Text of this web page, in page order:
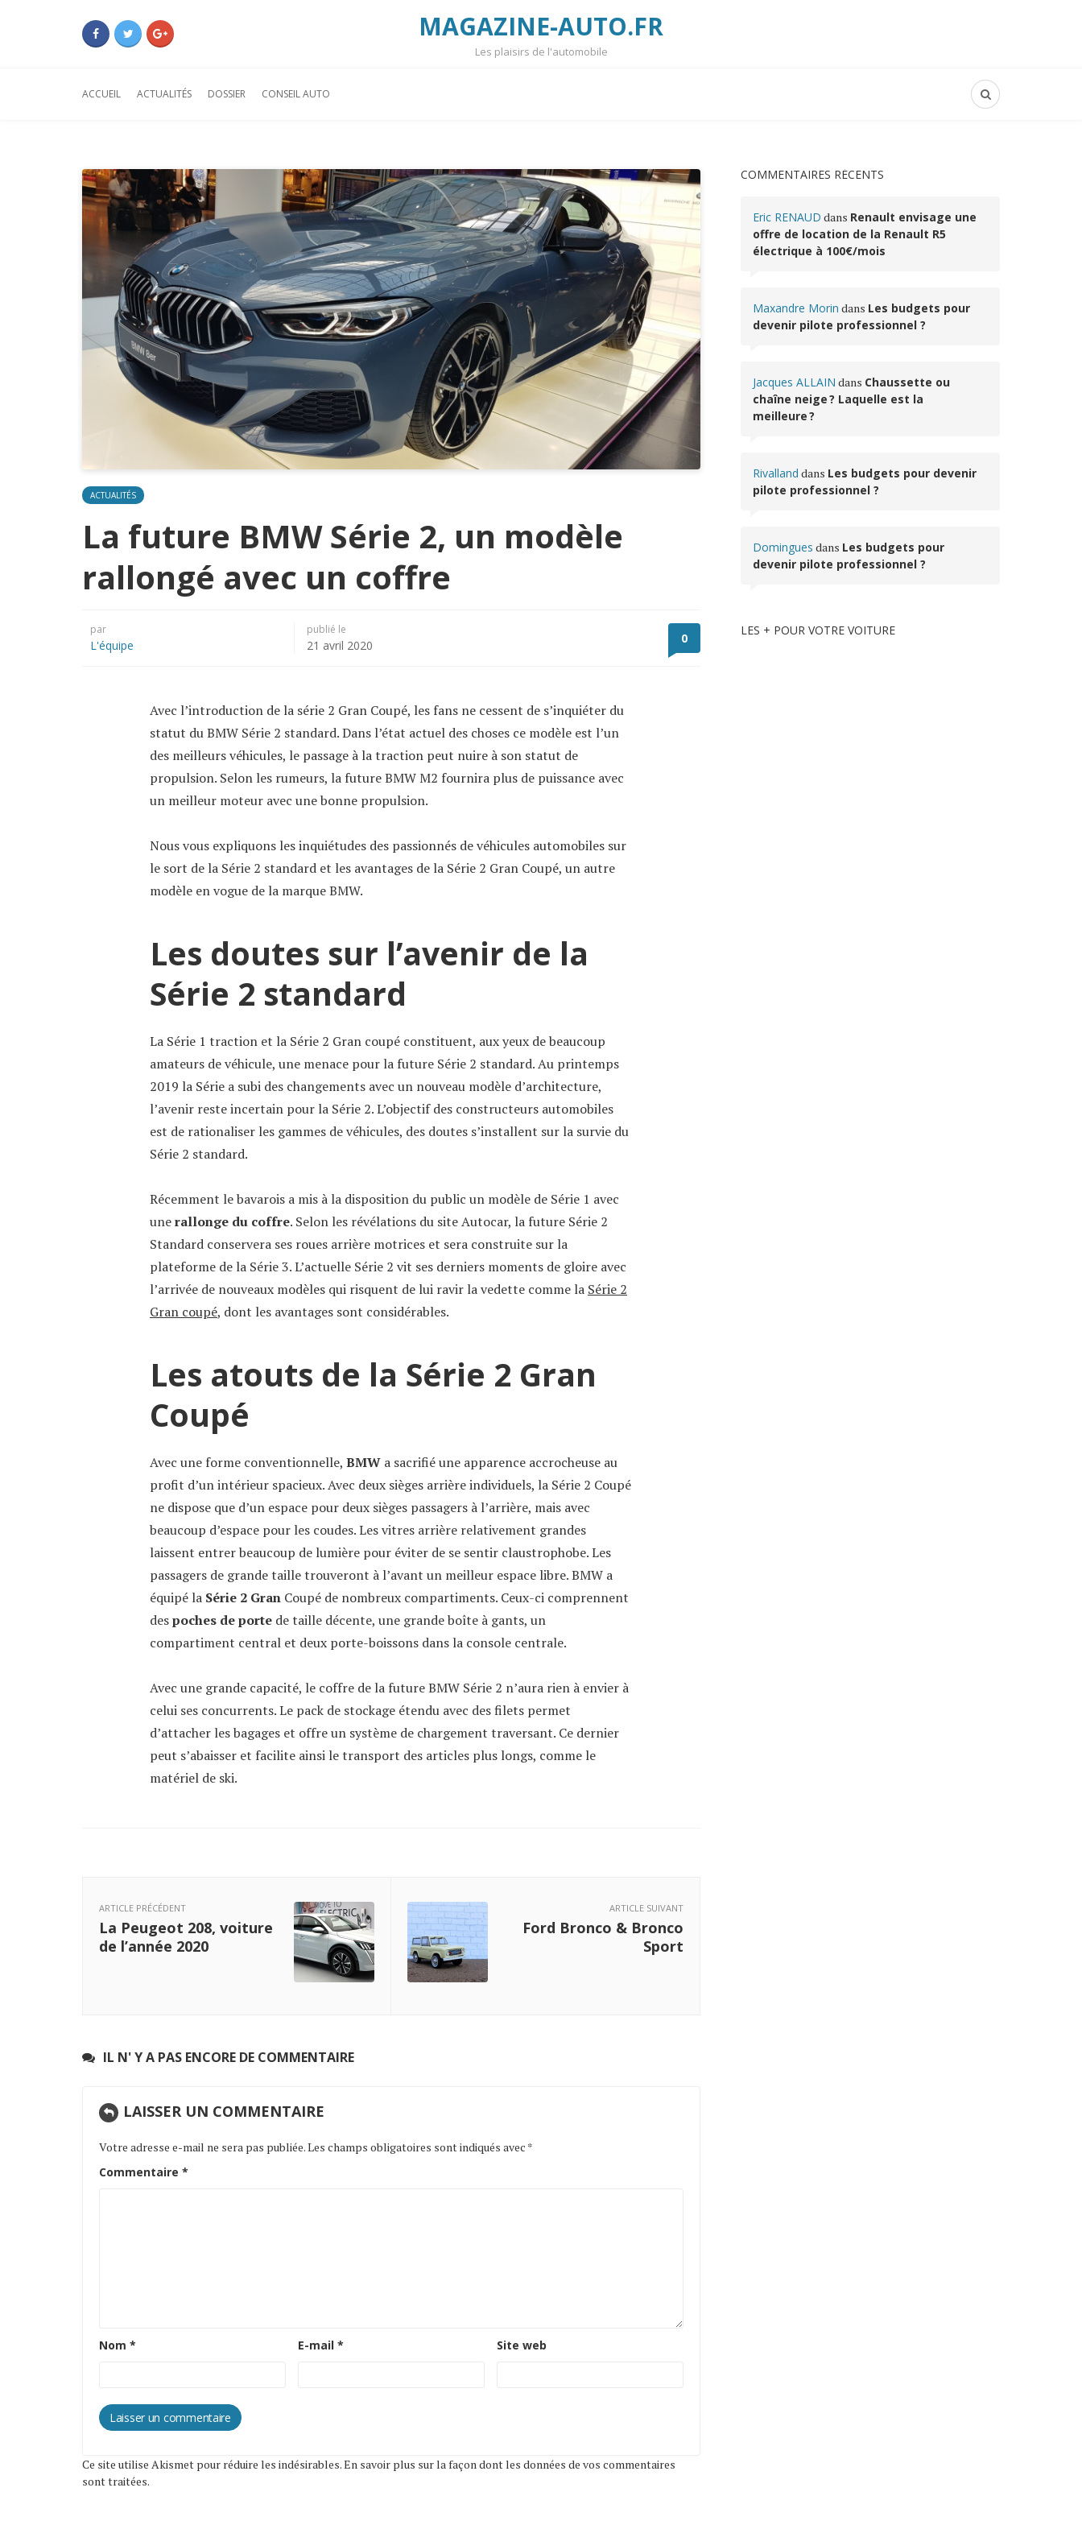
MAGAZINE-AUTO.FR
Les plaisirs de l'automobile
ACCUEIL ACTUALITÉS DOSSIER CONSEIL AUTO
ACTUALITÉS
La future BMW Série 2, un modèle
rallongé avec un coffre
par
L'équipe
publié le
21 avril 2020 0
Avec l’introduction de la série 2 Gran Coupé, les fans ne cessent de s’inquiéter du
statut du BMW Série 2 standard. Dans l’état actuel des choses ce modèle est l’un
des meilleurs véhicules, le passage à la traction peut nuire à son statut de
propulsion. Selon les rumeurs, la future BMW M2 fournira plus de puissance avec
un meilleur moteur avec une bonne propulsion.
Nous vous expliquons les inquiétudes des passionnés de véhicules automobiles sur
le sort de la Série 2 standard et les avantages de la Série 2 Gran Coupé, un autre
modèle en vogue de la marque BMW.
Les doutes sur l’avenir de la
Série 2 standard
La Série 1 traction et la Série 2 Gran coupé constituent, aux yeux de beaucoup
amateurs de véhicule, une menace pour la future Série 2 standard. Au printemps
2019 la Série a subi des changements avec un nouveau modèle d’architecture,
l’avenir reste incertain pour la Série 2. L’objectif des constructeurs automobiles
est de rationaliser les gammes de véhicules, des doutes s’installent sur la survie du
Série 2 standard.
Récemment le bavarois a mis à la disposition du public un modèle de Série 1 avec
unerallonge du coffre. Selon les révélations du site Autocar, la future Série 2
Standard conservera ses roues arrière motrices et sera construite sur la
plateforme de la Série 3. L’actuelle Série 2 vit ses derniers moments de gloire avec
l’arrivée de nouveaux modèles qui risquent de lui ravir la vedette comme la Série 2
Gran coupé, dont les avantages sont considérables.
Les atouts de la Série 2 Gran
Coupé
Avec une forme conventionnelle, BMW a sacrifié une apparence accrocheuse au
profit d’un intérieur spacieux. Avec deux sièges arrière individuels, la Série 2 Coupé
ne dispose que d’un espace pour deux sièges passagers à l’arrière, mais avec
beaucoup d’espace pour les coudes. Les vitres arrière relativement grandes
laissent entrer beaucoup de lumière pour éviter de se sentir claustrophobe. Les
passagers de grande taille trouveront à l’avant un meilleur espace libre. BMW a
équipé la Série 2 Gran Coupé de nombreux compartiments. Ceux-ci comprennent
despoches de porte de taille décente, une grande boîte à gants, un
compartiment central et deux porte-boissons dans la console centrale.
Avec une grande capacité, le coffre de la future BMW Série 2 n’aura rien à envier à
celui ses concurrents. Le pack de stockage étendu avec des filets permet
d’attacher les bagages et offre un système de chargement traversant. Ce dernier
peut s’abaisser et facilite ainsi le transport des articles plus longs, comme le
matériel de ski.
ARTICLE PRÉCÉDENT
La Peugeot 208, voiture
de l’année 2020
ARTICLE SUIVANT
Ford Bronco & Bronco
Sport
IL N' Y A PAS ENCORE DE COMMENTAIRE
LAISSER UN COMMENTAIRE
Votre adresse e-mail ne sera pas publiée.Les champs obligatoires sont indiqués avec *
Commentaire *
Nom * E-mail * Site web
Ce site utilise Akismet pour réduire les indésirables.En savoir plus sur la façon dont les données de vos commentaires
sont traitées.
COMMENTAIRES RÉCENTS
Eric RENAUD dans Renault envisage une
offre de location de la Renault R5
électrique à 100€/mois
Maxandre Morin dans Les budgets pour
devenir pilote professionnel ?
Jacques ALLAIN dans Chaussette ou
chaîne neige ? Laquelle est la
meilleure ?
Rivalland dans Les budgets pour devenir
pilote professionnel ?
Domingues dans Les budgets pour
devenir pilote professionnel ?
LES + POUR VOTRE VOITURE